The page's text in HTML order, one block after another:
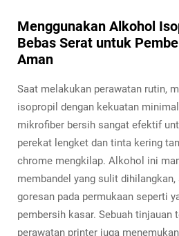
Menggunakan Alkohol
Bebas Serat untuk
Aman
Saat melakukan perawatan rutin,
isopropil dengan kekuatan
mikrofiber bersih sangat efektif
perekat lengket dan tinta kering
chrome mengkilap. Alkohol ini
membandel yang sulit
goresan pada permukaan seperti
pembersih kasar. Sebuah tinjauan
perawatan printer juga